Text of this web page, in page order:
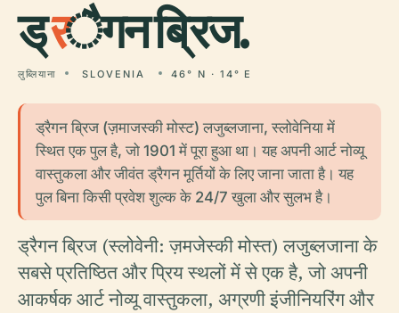
ड्रैगन ब्रिज.
लुब्लियाना SLOVENIA 46° N · 14° E
ड्रैगन ब्रिज (ज़माजस्की मोस्ट) लजुब्लजाना, स्लोवेनिया में
स्थित एक पुल है, जो 1901 में पूरा हुआ था। यह अपनी आर्ट नोव्यू
वास्तुकला और जीवंत ड्रैगन मूर्तियों के लिए जाना जाता है। यह
पुल बिना किसी प्रवेश शुल्क के 24/7 खुला और सुलभ है।
ड्रैगन ब्रिज (स्लोवेनी: ज़मजेस्की मोस्त) लजुब्लजाना के
सबसे प्रतिष्ठित और प्रिय स्थलों में से एक है, जो अपनी
आकर्षक आर्ट नोव्यू वास्तुकला, अग्रणी इंजीनियरिंग और